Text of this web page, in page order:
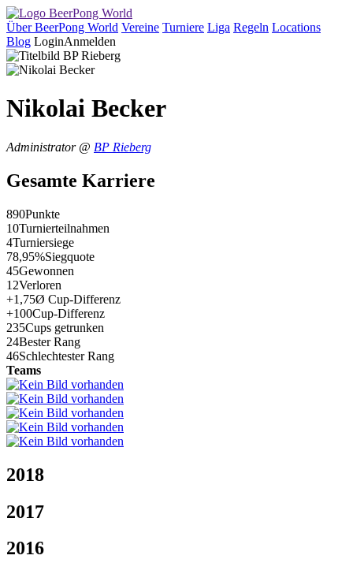
Über BeerPong World Vereine Turniere Liga Regeln Locations
Blog LoginAnmelden
Nikolai Becker
Administrator @ BP Rieberg
Gesamte Karriere
890Punkte
10Turnierteilnahmen
4Turniersiege
78,95%Siegquote
45Gewonnen
12Verloren
+1,75Ø Cup-Differenz
+100Cup-Differenz
235Cups getrunken
24Bester Rang
46Schlechtester Rang
Teams
2018
2017
2016